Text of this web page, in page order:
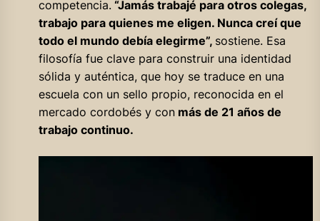
competencia. “Jamás trabajé para otros colegas,
trabajo para quienes me eligen. Nunca creí que
todo el mundo debía elegirme”, sostiene. Esa
filosofía fue clave para construir una identidad
sólida y auténtica, que hoy se traduce en una
escuela con un sello propio, reconocida en el
mercado cordobés y conmás de 21 años de
trabajo continuo.